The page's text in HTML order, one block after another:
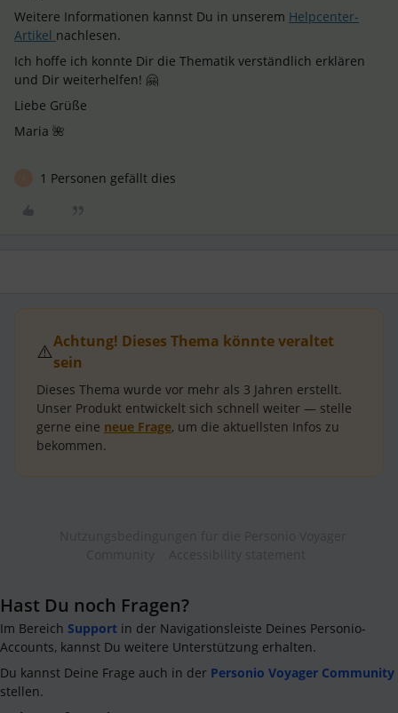
Weitere Informationen kannst Du in unserem Helpcenter-
Artikel nachlesen.
Ich hoffe ich konnte Dir die Thematik verständlich erklären
und Dir weiterhelfen! 🤗
Liebe Grüße
Maria 🌺
1 Personen gefällt dies
⚠️Achtung! Dieses Thema könnte veraltet
sein
Dieses Thema wurde vor mehr als 3 Jahren erstellt.
Unser Produkt entwickelt sich schnell weiter — stelle
gerne eine neue Frage, um die aktuellsten Infos zu
bekommen.
Hast Du noch Fragen?
Im Bereich Support in der Navigationsleiste Deines Personio-
Accounts, kannst Du weitere Unterstützung erhalten.
Du kannst Deine Frage auch in der Personio Voyager Community
stellen.